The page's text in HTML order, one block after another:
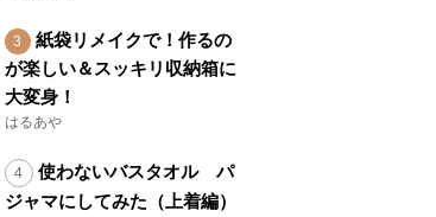
紙袋リメイクで！作るの
が楽しい＆スッキリ収納箱に
大変身！
はるあや
使わないバスタオル パ
ジャマにしてみた（上着編）